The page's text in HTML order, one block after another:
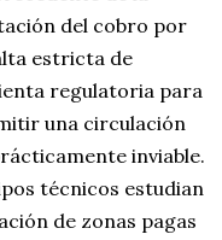
del cobro por
estricta de
regulatoria para
una circulación
inviable.
técnicos estudian
de zonas pagas